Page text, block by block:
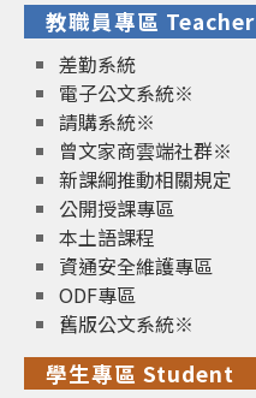
教職員專區 Teacher
差勤系統
電子公文系統※
請購系統※
曾文家商雲端社群※
新課綱推動相關規定
公開授課專區
本土語課程
資通安全維護專區
ODF專區
舊版公文系統※
學生專區 Student